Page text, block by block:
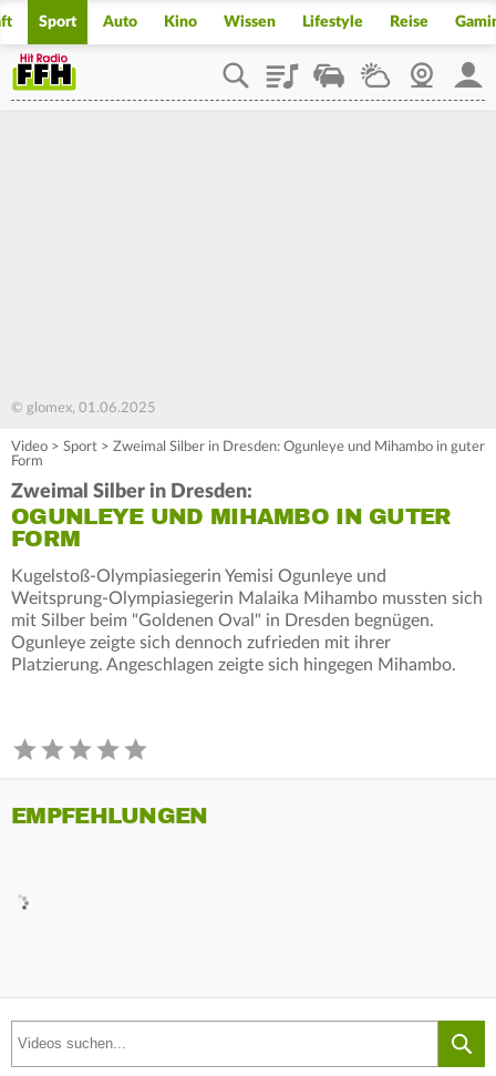
Sport Auto Kino Wissen Lifestyle Reise
PlaylistStaupilotWetterWebcam
© glomex, 01.06.2025
Video > Sport > Zweimal Silber in Dresden: Ogunleye und Mihambo in guter
Form
Zweimal Silber in Dresden:
OGUNLEYE UND MIHAMBO IN GUTER
FORM
Kugelstoß-Olympiasiegerin Yemisi Ogunleye und
Weitsprung-Olympiasiegerin Malaika Mihambo mussten sich
mit Silber beim "Goldenen Oval" in Dresden begnügen.
Ogunleye zeigte sich dennoch zufrieden mit ihrer
Platzierung. Angeschlagen zeigte sich hingegen Mihambo.
EMPFEHLUNGEN